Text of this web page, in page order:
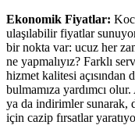
Ekonomik Fiyatlar:
ulaşılabilir fiyatlar
bir nokta var: ucuz her
ne yapmalıyız? Farklı
hizmet kalitesi açısından
bulmamıza yardımcı
ya da indirimler sunarak,
için cazip fırsatlar